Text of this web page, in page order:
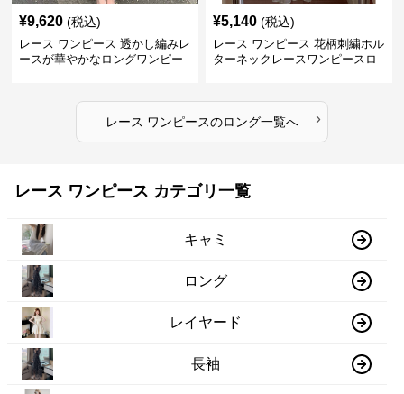
¥9,620 (税込)
レース ワンピース 透かし編みレ
ースが華やかなロングワンピー
¥5,140 (税込)
レース ワンピース 花柄刺繍ホル
ターネックレースワンピースロ
レース ワンピースのロング一覧へ ›
レース ワンピース カテゴリ一覧
キャミ
ロング
レイヤード
長袖